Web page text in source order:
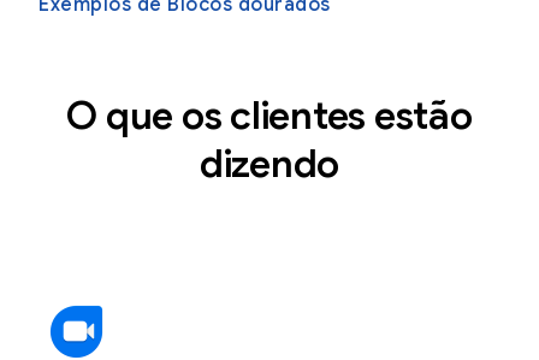
Exemplos de Blocos dourados
O que os clientes estão
dizendo